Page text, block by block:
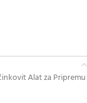
Alat za Pripremu